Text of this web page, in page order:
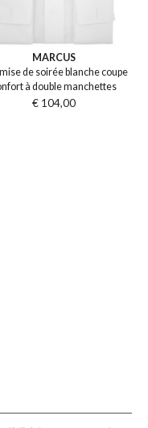
MARCUS
de soirée blanche coupe
à double manchettes
€ 104,00